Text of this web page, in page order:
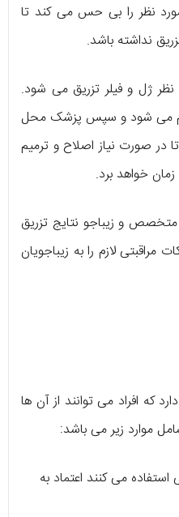
نظر را بی حس می کند تا
نداشته باشد.
نظر ژل و فیلر تزریق می شود.
می شود و سپس پزشک محل
در صورت نیاز اصلاح و ترمیم
خواهد برد.
و زیباجو نتایج تزریق
لازم را به زیباجویان
که افراد می توانند از آن ها
موارد زیر می باشد:
استفاده می کنند اعتماد به